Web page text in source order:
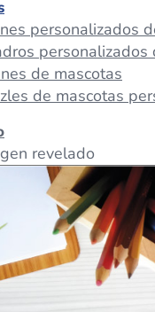
personalizados
personalizados
de mascotas
de mascotas
revelado